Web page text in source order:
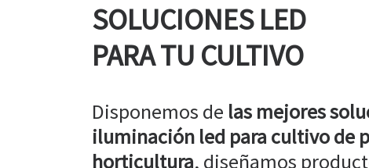
SOLUCIONES LED
PARA TU CULTIVO
Disponemos de las mejores
iluminación led para cultivo de
horticultura, diseñamos